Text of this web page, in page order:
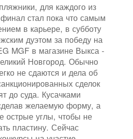
для каждого из
стал пока что самым
в карьере, в субботу
дуэтом за победу на
MGF в магазине Выкса -
Новгород. Обычно
не сдаются и дела об
сделок
до суда. Кусачками
желаемую форму, а
острые углы, чтобы не
пластину. Сейчас